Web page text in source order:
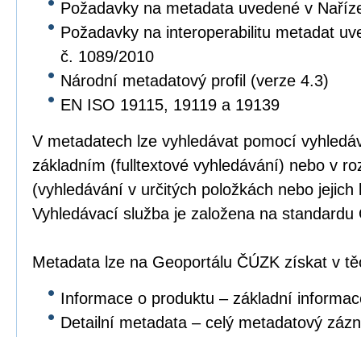
Požadavky na metadata uvedené v
Požadavky na interoperabilitu metadat
č. 1089/2010
Národní metadatový profil (verze 4.3)
EN ISO 19115, 19119 a 19139
V metadatech lze vyhledávat pomocí
základním (fulltextové vyhledávání) nebo v
(vyhledávání v určitých položkách nebo jejich
Vyhledávací služba je založena na standardu
Metadata lze na Geoportálu ČÚZK získat v
Informace o produktu – základní
Detailní metadata – celý metadatový